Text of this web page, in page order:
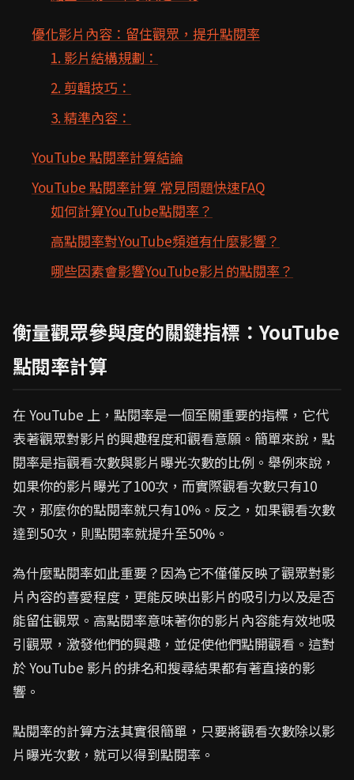
優化影片內容：留住觀眾，提升點閱率
1. 影片結構規劃：
2. 剪輯技巧：
3. 精準內容：
YouTube 點閱率計算結論
YouTube 點閱率計算 常見問題快速FAQ
如何計算YouTube點閱率？
高點閱率對YouTube頻道有什麼影響？
哪些因素會影響YouTube影片的點閱率？
衡量觀眾參與度的關鍵指標：YouTube
點閱率計算
在 YouTube 上，點閱率是一個至關重要的指標，它代
表著觀眾對影片的興趣程度和觀看意願。簡單來說，點
閱率是指觀看次數與影片曝光次數的比例。舉例來說，
如果你的影片曝光了100次，而實際觀看次數只有10
次，那麼你的點閱率就只有10%。反之，如果觀看次數
達到50次，則點閱率就提升至50%。
為什麼點閱率如此重要？因為它不僅僅反映了觀眾對影
片內容的喜愛程度，更能反映出影片的吸引力以及是否
能留住觀眾。高點閱率意味著你的影片內容能有效地吸
引觀眾，激發他們的興趣，並促使他們點開觀看。這對
於 YouTube 影片的排名和搜尋結果都有著直接的影
響。
點閱率的計算方法其實很簡單，只要將觀看次數除以影
片曝光次數，就可以得到點閱率。